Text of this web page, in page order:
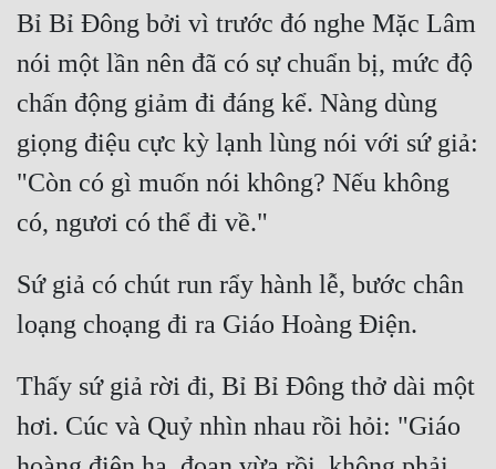
Bỉ Bỉ Đông bởi vì trước đó nghe Mặc Lâm
nói một lần nên đã có sự chuẩn bị, mức độ
chấn động giảm đi đáng kể. Nàng dùng
giọng điệu cực kỳ lạnh lùng nói với sứ giả:
"Còn có gì muốn nói không? Nếu không
Sứ giả có chút run rẩy hành lễ, bước chân
Thấy sứ giả rời đi, Bỉ Bỉ Đông thở dài một
hơi. Cúc và Quỷ nhìn nhau rồi hỏi: "Giáo